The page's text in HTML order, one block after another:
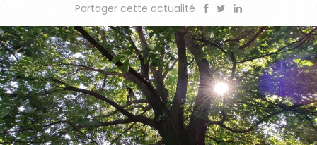
Partager cette actualité